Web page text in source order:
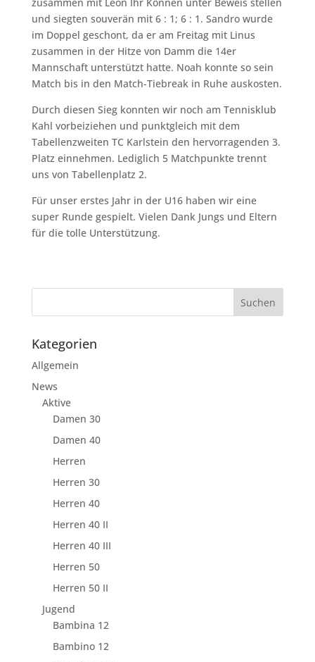
und siegten souverän mit 6 : 1; 6 : 1. Sandro wurde
im Doppel geschont, da er am Freitag mit Linus
zusammen in der Hitze von Damm die 14er
Mannschaft unterstützt hatte. Noah konnte so sein
Match bis in den Match-Tiebreak in Ruhe auskosten.
Durch diesen Sieg konnten wir noch am Tennisklub
Kahl vorbeiziehen und punktgleich mit dem
Tabellenzweiten TC Karlstein den hervorragenden 3.
Platz einnehmen. Lediglich 5 Matchpunkte trennt
uns von Tabellenplatz 2.
Für unser erstes Jahr in der U16 haben wir eine
super Runde gespielt. Vielen Dank Jungs und Eltern
für die tolle Unterstützung.
Kategorien
Allgemein
News
Aktive
Damen 30
Damen 40
Herren
Herren 30
Herren 40
Herren 40 II
Herren 40 III
Herren 50
Herren 50 II
Jugend
Bambina 12
Bambino 12